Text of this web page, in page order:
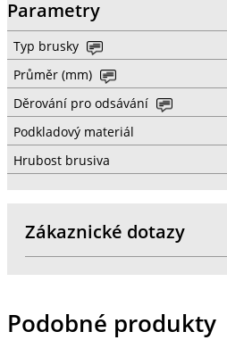
Parametry
Typ brusky
Průměr (mm)
Děrování pro odsávání
Podkladový materiál
Hrubost brusiva
Zákaznické dotazy
Podobné produkty